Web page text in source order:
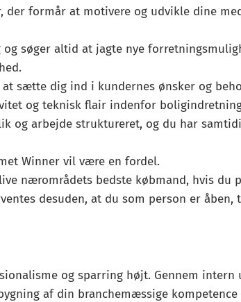
der formår at motivere og udvikle dine
søger altid at jagte nye
sætte dig ind i kundernes ønsker og
og teknisk flair indenfor
og arbejde struktureret, og du har
Winner vil være en fordel.
nærområdets bedste købmand, hvis du
desuden, at du som person er
og sparring højt. Gennem intern
af din branchemæssige